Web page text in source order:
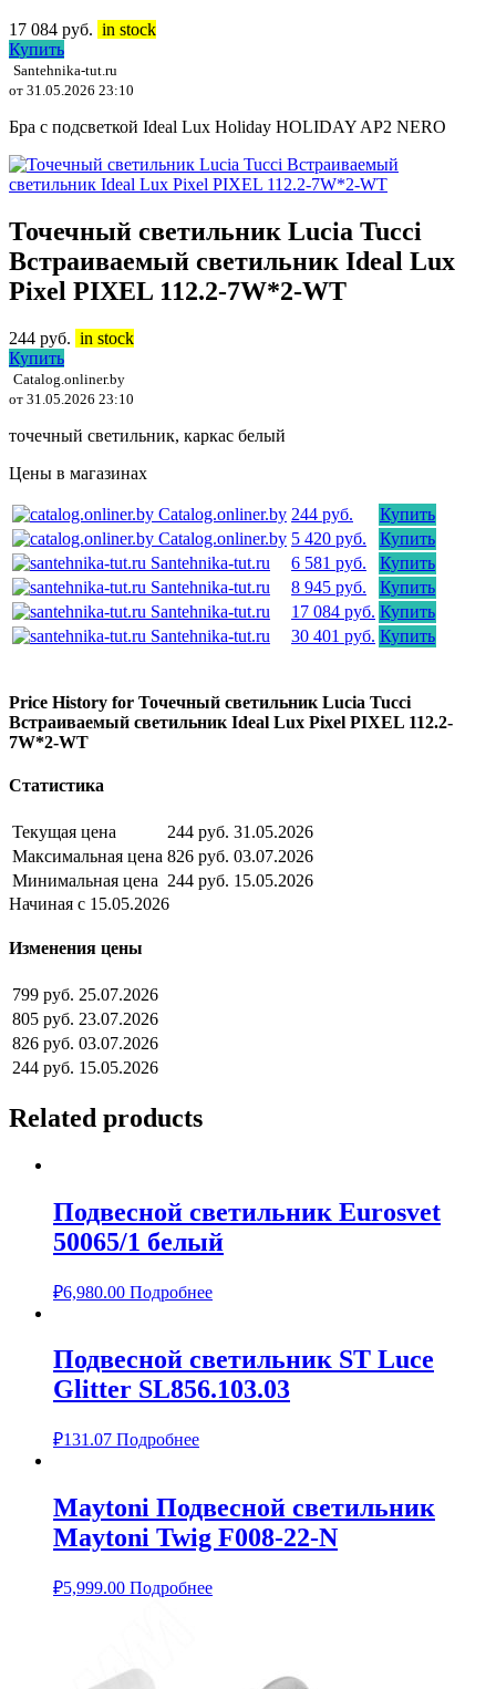
17 084 руб. in stock
Купить
Santehnika-tut.ru
от 31.05.2026 23:10
Бра с подсветкой Ideal Lux Holiday HOLIDAY AP2 NERO
Точечный светильник Lucia Tucci
Встраиваемый светильник Ideal Lux
Pixel PIXEL 112.2-7W*2-WT
244 руб. in stock
Купить
Catalog.onliner.by
от 31.05.2026 23:10
точечный светильник, каркас белый
Цены в магазинах
Catalog.onliner.by 244 руб.
Купить
Catalog.onliner.by 5 420 руб.
Купить
Santehnika-tut.ru
6 581 руб.
Купить
Santehnika-tut.ru
8 945 руб.
Купить
Santehnika-tut.ru
17 084 руб. Купить
Santehnika-tut.ru
30 401 руб. Купить
Price History for Точечный светильник Lucia Tucci
Встраиваемый светильник Ideal Lux Pixel PIXEL 112.2-
7W*2-WT
Статистика
Текущая цена 244 руб. 31.05.2026
Максимальная цена 826 руб. 03.07.2026
Минимальная цена 244 руб. 15.05.2026
Начиная с 15.05.2026
Изменения цены
799 руб. 25.07.2026
805 руб. 23.07.2026
826 руб. 03.07.2026
244 руб. 15.05.2026
Related products
Подвесной светильник Eurosvet
50065/1 белый
₽6,980.00 Подробнее
Подвесной светильник ST Luce
Glitter SL856.103.03
₽131.07 Подробнее
Maytoni Подвесной светильник
Maytoni Twig F008-22-N
₽5,999.00 Подробнее